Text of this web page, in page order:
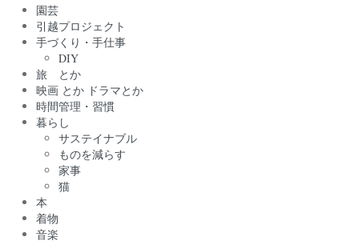
園芸
引越プロジェクト
手づくり・手仕事
DIY
旅 とか
映画 とか ドラマとか
時間管理・習慣
暮らし
サステイナブル
ものを減らす
家事
猫
本
着物
音楽